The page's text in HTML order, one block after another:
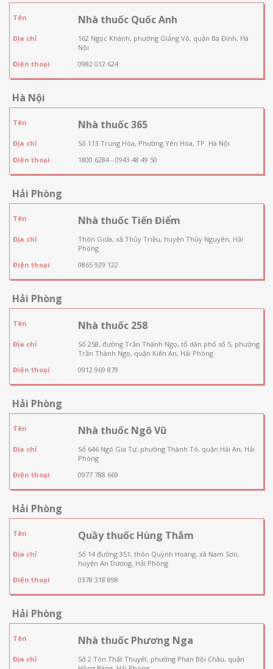
Tên Nhà thuốc Quốc Anh
Địa chỉ
162 Ngọc Khánh, phường Giảng Võ, quận Ba Đình, Hà
Nội
Điện thoại
0982 012 624
Hà Nội
Tên Nhà thuốc 365
Địa chỉ
Số 113 Trung Hòa, Phường Yên Hòa, TP. Hà Nội
Điện thoại
1800 6284 - 0943 48 49 50
Hải Phòng
Tên Nhà thuốc Tiến Điểm
Địa chỉ
Thôn Giữa, xã Thủy Triều, huyện Thủy Nguyên, Hải
Phòng
Điện thoại
0865 929 122
Hải Phòng
Tên Nhà thuốc 258
Địa chỉ
Số 258, đường Trần Thành Ngọ, tổ dân phố số 5, phường
Trần Thành Ngọ, quận Kiến An, Hải Phòng
Điện thoại
0912 969 879
Hải Phòng
Tên Nhà thuốc Ngô Vũ
Địa chỉ
Số 646 Ngô Gia Tự, phường Thành Tô, quận Hải An, Hải
Phòng
Điện thoại
0977 788 669
Hải Phòng
Tên Quầy thuốc Hùng Thắm
Địa chỉ
Số 14 đường 351, thôn Quỳnh Hoàng, xã Nam Sơn,
huyện An Dương, Hải Phòng
Điện thoại
0378 318 898
Hải Phòng
Tên Nhà thuốc Phương Nga
Địa chỉ
Số 2 Tôn Thất Thuyết, phường Phan Bội Châu, quận